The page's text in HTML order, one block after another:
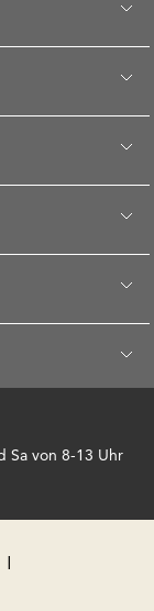
Sa von 8-13 Uhr
|